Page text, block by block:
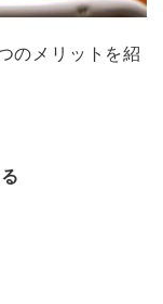
のメリットを紹